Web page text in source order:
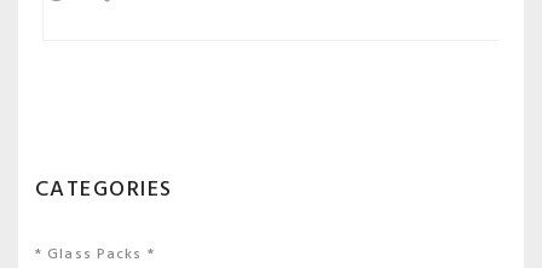
CATEGORIES
* Glass Packs *